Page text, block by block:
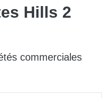
Hills 2
commerciales